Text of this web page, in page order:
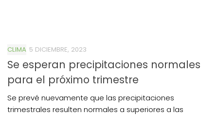
CLIMA 5 DICIEMBRE, 2023
Se esperan precipitaciones normales
para el próximo trimestre
Se prevé nuevamente que las precipitaciones
trimestrales resulten normales a superiores a las